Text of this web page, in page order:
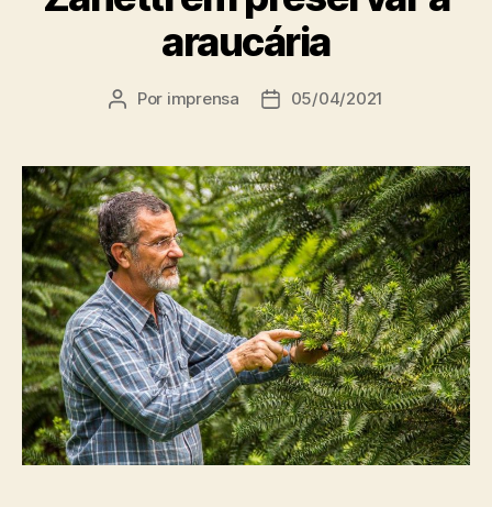
araucária
Autor
Por imprensa
Data05/04/2021